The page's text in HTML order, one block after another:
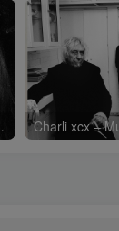
】英国区